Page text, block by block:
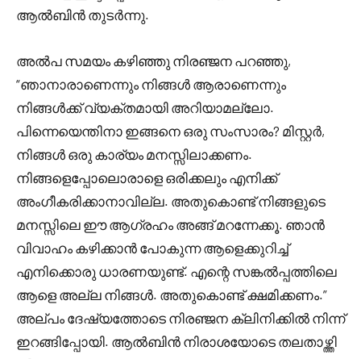
ആൽബിൻ തുടർന്നു.
അൽപ സമയം കഴിഞ്ഞു നിരഞ്ജന പറഞ്ഞു,
“ഞാനാരാണെന്നും നിങ്ങൾ ആരാണെന്നും
നിങ്ങൾക്ക് വ്യക്തമായി അറിയാമല്ലോ.
പിന്നെയെന്തിനാ ഇങ്ങനെ ഒരു സംസാരം? മിസ്റ്റർ,
നിങ്ങൾ ഒരു കാര്യം മനസ്സിലാക്കണം.
നിങ്ങളെപ്പോലൊരാളെ ഒരിക്കലും എനിക്ക്
അംഗീകരിക്കാനാവില്ല. അതുകൊണ്ട് നിങ്ങളുടെ
മനസ്സിലെ ഈ ആഗ്രഹം അങ്ങ് മറന്നേക്കൂ. ഞാൻ
വിവാഹം കഴിക്കാൻ പോകുന്ന ആളെക്കുറിച്ച്
എനിക്കൊരു ധാരണയുണ്ട്. എന്റെ സങ്കൽപ്പത്തിലെ
ആളെ അല്ല നിങ്ങൾ. അതുകൊണ്ട് ക്ഷമിക്കണം.”
അല്പം ദേഷ്യത്തോടെ നിരഞ്ജന ക്ലിനിക്കിൽ നിന്ന്
ഇറങ്ങിപ്പോയി. ആൽബിൻ നിരാശയോടെ തലതാഴ്ത്തി